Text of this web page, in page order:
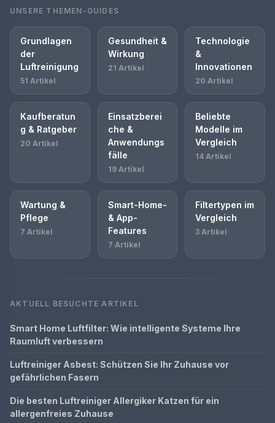
UNSERE THEMEN-GUIDES
Grundlagen
der
Luftreinigung
51 Artikel
Gesundheit &
Wirkung
21 Artikel
Technologie
&
Innovationen
20 Artikel
Kaufberatun
g & Ratgeber
20 Artikel
Einsatzberei
che &
Anwendungs
fälle
19 Artikel
Beliebte
Modelle im
Vergleich
14 Artikel
Wartung &
Pflege
7 Artikel
Smart-Home-
& App-
Features
7 Artikel
Filtertypen im
Vergleich
3 Artikel
AKTUELL BESUCHTE ARTIKEL
Smart Home Luftfilter: Wie intelligente Systeme Ihre
Raumluft verbessern
Luftreiniger Asbest: Schützen Sie Ihr Zuhause vor
gefährlichen Fasern
Die besten Luftreiniger Allergiker Katzen für ein
allergenfreies Zuhause